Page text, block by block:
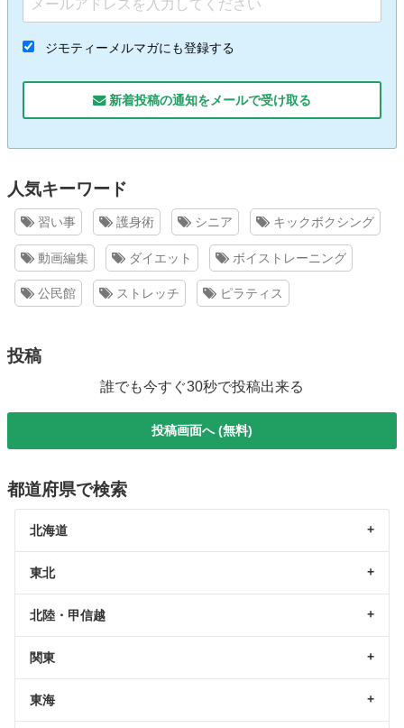
ジモティーメルマガにも登録する
新着投稿の通知をメールで受け取る
人気キーワード
習い事 護身術 シニア キックボクシング
動画編集 ダイエット ボイストレーニング
公民館 ストレッチ ピラティス
投稿
誰でも今すぐ30秒で投稿出来る
投稿画面へ (無料)
都道府県で検索
北海道
東北
北陸・甲信越
関東
東海